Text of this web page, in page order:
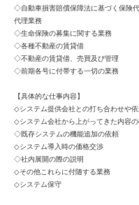
◇自動車損害賠償保障法に基づく保険
代理業務
◇生命保険の募集に関する業務
◇各種不動産の賃貸借
◇不動産の賃貸借、売買及び管理
◇前期各号に付帯する一切の業務
【具体的な仕事内容】
◇システム提供会社との打ち合わせや
◇システム会社から上がってきた内容
◇既存システムの機能追加の依頼
◇システム導入時の価格交渉
◇社内展開の際の説明
◇その他これらに付随する業務
◇システム保守